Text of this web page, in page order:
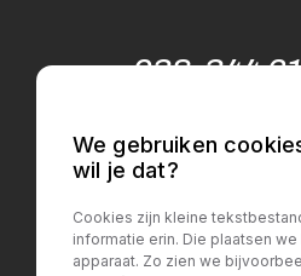
038-344
We gebruiken
wil je dat?
Cookies zijn kleine
informatie erin. Die plaatsen
apparaat. Zo zien we